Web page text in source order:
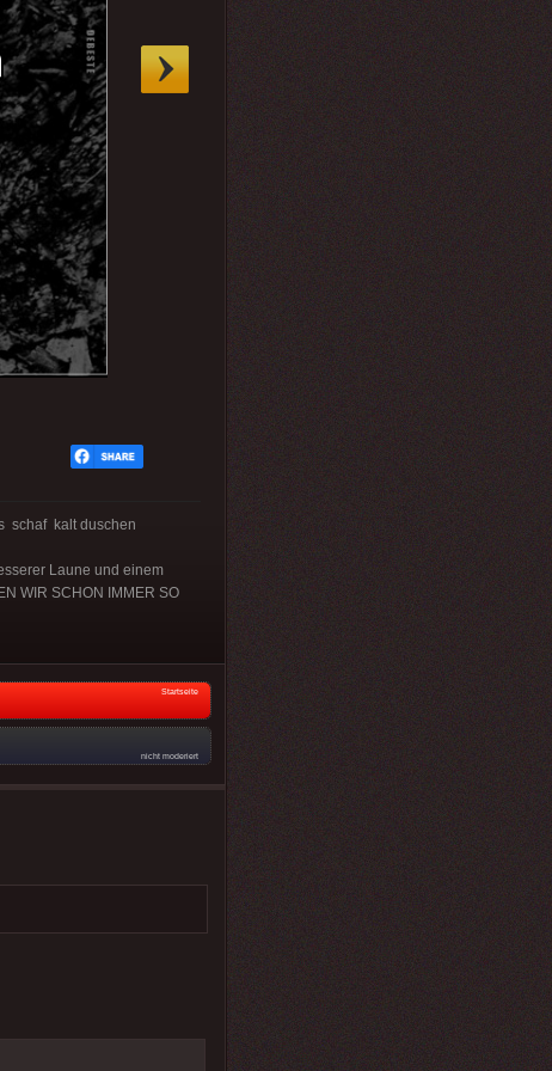
schaf kalt duschen
Laune und einem
WIR SCHON IMMER SO
Startseite
nicht moderiert